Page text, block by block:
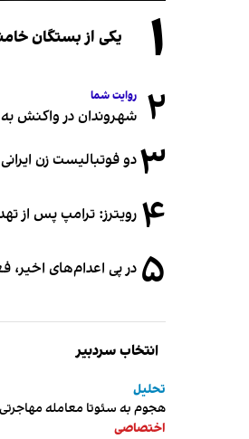
۱ یکی از بستگان
۲ روایت شما
شهروندان در واکنش به
۳دو فوتبالیست زن ایرانی ۵ ماه پس از پناهندگی، شهروند استرالیا شدند
۴ رویترز: ترامپ پس از
۵ در پی اعدام‌های اخیر،
انتخاب سردبیر
تحلیل
هجوم به سئوتا معامله مهاجرتی
اختصاصی